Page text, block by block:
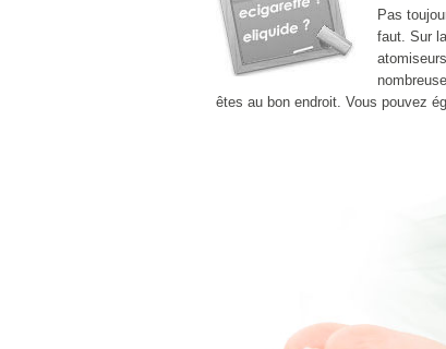
Pas
faut. Sur
êtes au bon endroit. Vous pouvez